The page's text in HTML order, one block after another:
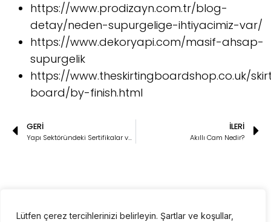
Lütfen çerez tercihlerinizi belirleyin. Şartlar ve koşullar,
https://www.prodizayn.com.tr/blog-
detay/neden-supurgelige-ihtiyacimiz-var/
https://www.dekoryapi.com/masif-ahsap-
supurgelik
https://www.theskirtingboardshop.co.uk/
board/by-finish.html
GERI
Yapı Sektöründeki Sertifikalar ve Standartlar Nelerdir?
İLERI
Akıllı Cam Nedir?